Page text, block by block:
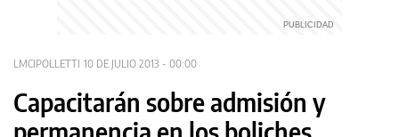
LMCIPOLLETTI 10 DE JULIO 2013 - 00:00
Capacitarán sobre admisión y